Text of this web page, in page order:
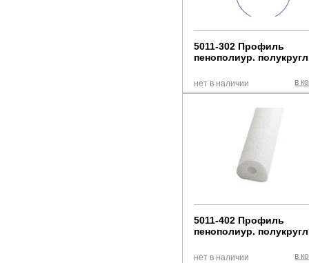
5011-302 Профиль
пенополиур.
в
нет в наличии
5011-402 Профиль
пенополиур.
в
нет в наличии